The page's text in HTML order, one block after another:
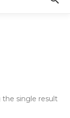
the single result